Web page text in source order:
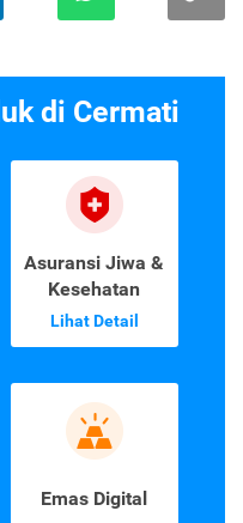
di Cermati
Asuransi Jiwa &
Kesehatan
Lihat Detail
Emas Digital